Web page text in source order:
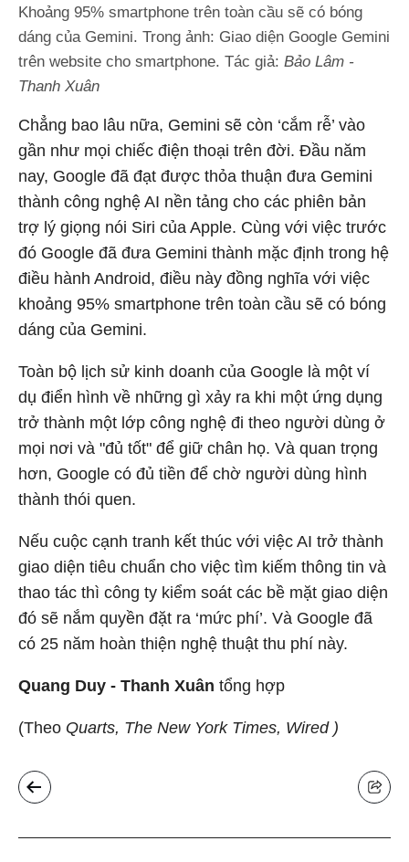
Khoảng 95% smartphone trên toàn cầu sẽ có bóng
dáng của Gemini. Trong ảnh: Giao diện Google Gemini
trên website cho smartphone. Tác giả: Bảo Lâm -
Thanh Xuân
Chẳng bao lâu nữa, Gemini sẽ còn ‘cắm rễ’ vào
gần như mọi chiếc điện thoại trên đời. Đầu năm
nay, Google đã đạt được thỏa thuận đưa Gemini
thành công nghệ AI nền tảng cho các phiên bản
trợ lý giọng nói Siri của Apple. Cùng với việc trước
đó Google đã đưa Gemini thành mặc định trong hệ
điều hành Android, điều này đồng nghĩa với việc
khoảng 95% smartphone trên toàn cầu sẽ có bóng
dáng của Gemini.
Toàn bộ lịch sử kinh doanh của Google là một ví
dụ điển hình về những gì xảy ra khi một ứng dụng
trở thành một lớp công nghệ đi theo người dùng ở
mọi nơi và "đủ tốt" để giữ chân họ. Và quan trọng
hơn, Google có đủ tiền để chờ người dùng hình
thành thói quen.
Nếu cuộc cạnh tranh kết thúc với việc AI trở thành
giao diện tiêu chuẩn cho việc tìm kiếm thông tin và
thao tác thì công ty kiểm soát các bề mặt giao diện
đó sẽ nắm quyền đặt ra ‘mức phí’. Và Google đã
có 25 năm hoàn thiện nghệ thuật thu phí này.
Quang Duy - Thanh Xuân tổng hợp
(Theo Quarts, The New York Times, Wired )